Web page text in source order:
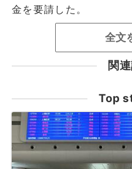
金を要請した。
全文
関
Top